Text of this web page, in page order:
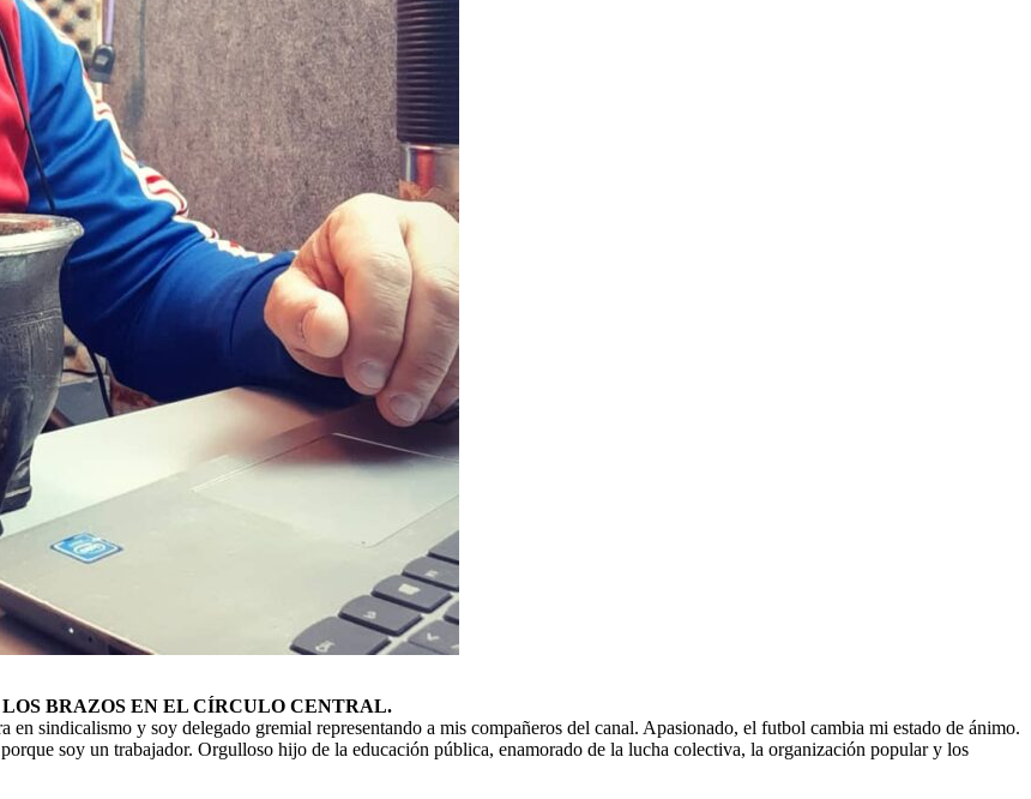
BRAZOS EN EL CÍRCULO CENTRAL.
sindicalismo y soy delegado gremial representando a mis compañeros del canal. Apasionado, el futbol cambia mi estado de ánimo.
soy un trabajador. Orgulloso hijo de la educación pública, enamorado de la lucha colectiva, la organización popular y los